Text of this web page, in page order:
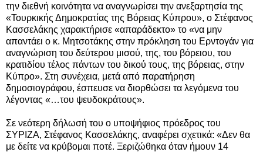
την διεθνή κοινότητα να αναγνωρίσει την ανεξαρτησία της
«Τουρκικής Δημοκρατίας της Βόρειας Κύπρου», ο Στέφανος
Κασσελάκης χαρακτήρισε «απαράδεκτο» το «να μην
απαντάει ο κ. Μητσοτάκης στην πρόκληση του Ερντογάν για
αναγνώριση του δεύτερου μισού, της, του βόρειου, του
κρατιδίου τέλος πάντων του δικού τους, της βόρειας, στην
Κύπρο». Στη συνέχεια, μετά από παρατήρηση
δημοσιογράφου, έσπευσε να διορθώσει τα λεγόμενα του
λέγοντας «…του ψευδοκράτους».
Σε νεότερη δήλωσή του ο υποψήφιος πρόεδρος του
ΣΥΡΙΖΑ, Στέφανος Κασσελάκης, αναφέρει σχετικά: «Δεν θα
με δείτε να κρύβομαι ποτέ. Ξεριζώθηκα όταν ήμουν 14